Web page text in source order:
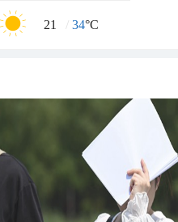
21 / 34°C